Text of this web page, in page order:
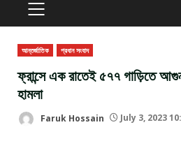
PRIMARY
MENU
আন্তর্জাতিক প্রধান সংবাদ
ফ্রান্সে এক রাতেই ৫৭৭ গাড়িতে
হামলা
Faruk Hossain July 3, 2023